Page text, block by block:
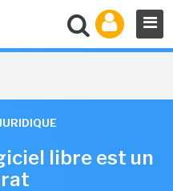
libre est un